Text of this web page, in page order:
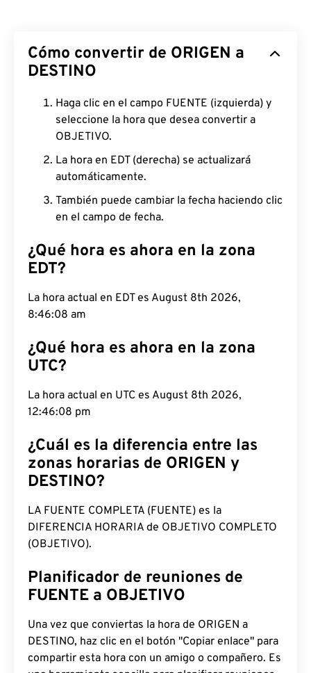
Cómo convertir de ORIGEN a
DESTINO
Haga clic en el campo FUENTE (izquierda) y
seleccione la hora que desea convertir a
OBJETIVO.
La hora en EDT (derecha) se actualizará
automáticamente.
También puede cambiar la fecha haciendo clic
en el campo de fecha.
¿Qué hora es ahora en la zona
EDT?
La hora actual en EDT es August 8th 2026,
8:46:09 am
¿Qué hora es ahora en la zona
UTC?
La hora actual en UTC es August 8th 2026,
12:46:09 pm
¿Cuál es la diferencia entre las
zonas horarias de ORIGEN y
DESTINO?
LA FUENTE COMPLETA (FUENTE) es la
DIFERENCIA HORARIA de OBJETIVO COMPLETO
(OBJETIVO).
Planificador de reuniones de
FUENTE a OBJETIVO
Una vez que conviertas la hora de ORIGEN a
DESTINO, haz clic en el botón "Copiar enlace" para
compartir esta hora con un amigo o compañero. Es